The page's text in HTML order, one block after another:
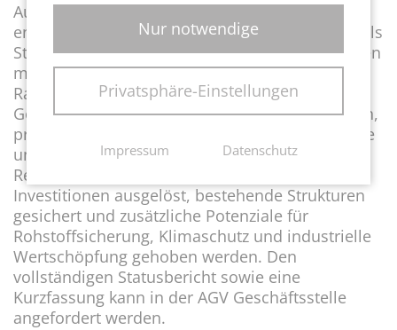
Aus Sicht der Wirtschaft ist deshalb
entscheidend, dass Kreislaufwirtschaft stärker als
Standort- und Industriepolitik verstanden werden
muss. Dafür braucht es verlässliche
Rahmenbedingungen, schnellere
Genehmigungen, technologieoffene Regelungen,
praxistaugliche Standards für Sekundärrohstoffe
und eine stärkere Nachfrage nach
Recyclingmaterialien. Nur so können
Investitionen ausgelöst, bestehende Strukturen
gesichert und zusätzliche Potenziale für
Rohstoffsicherung, Klimaschutz und industrielle
Wertschöpfung gehoben werden. Den
vollständigen Statusbericht sowie eine
Kurzfassung kann in der AGV Geschäftsstelle
angefordert werden.
Nur notwendige
Privatsphäre-Einstellungen
Impressum Datenschutz